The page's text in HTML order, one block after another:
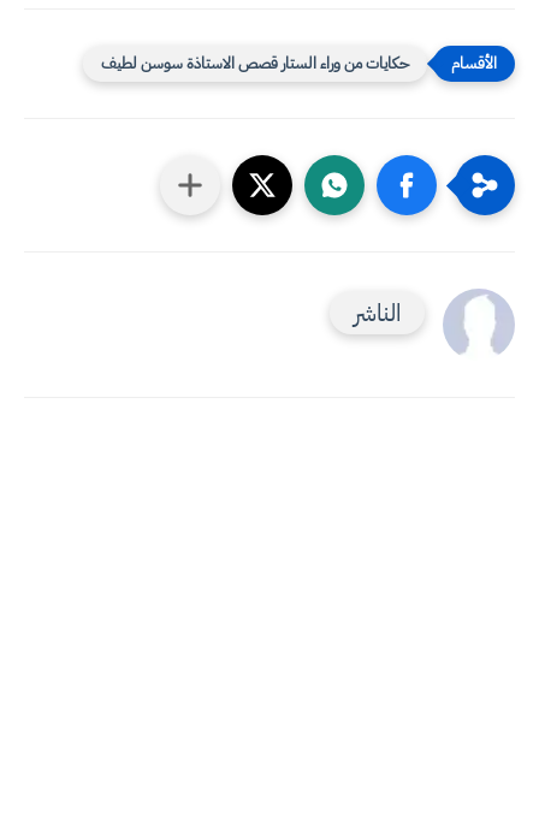
حكايات من وراء الستار قصص الاستاذة سوسن لطيف
الناشر